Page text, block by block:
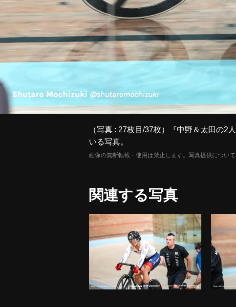
（写真 : 27枚目/37枚）『中野＆太田の2
いる写真。
画像の無断転載・使用は禁止します。写真提供につい
関連する写真